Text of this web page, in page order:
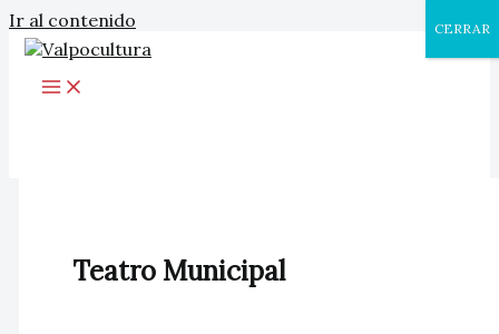
Ir al contenido
Teatro Municipal
CERRAR